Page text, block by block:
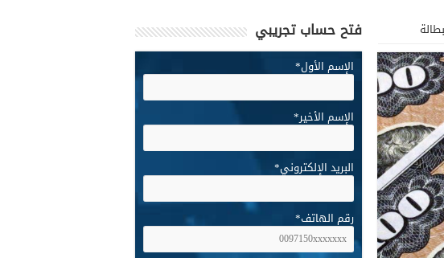
فتح حساب تجريبي
الإسم الأول*
الإسم الأخير*
البريد الإلكتروني*
رقم الهاتف*